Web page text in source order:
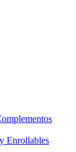
Enrollables